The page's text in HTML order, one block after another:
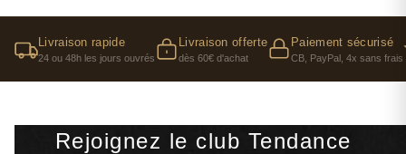
Livraison rapide
24 ou 48h les jours ouvrés
Livraison offerte
dès 60€ d'achat
Paiement sécurisé
CB, PayPal, 4x sans frais
Rejoignez le club Tendance